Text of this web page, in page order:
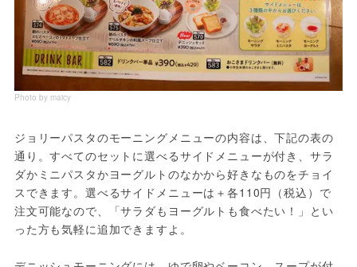
Photo by maicy
ジョリーパスタのモーニングメニューの内容は、下記の表の
通り。すべてのセットに選べるサイドメニューが付き、サラ
ダかミニパスタかヨーグルトのなかから好きなものをチョイ
スできます。選べるサイドメニューは＋各110円（税込）で
注文可能なので、「サラダもヨーグルトも食べたい！」とい
った方も気軽に追加できますよ。